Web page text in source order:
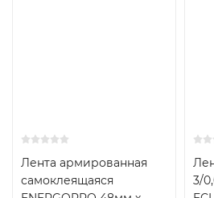
Лента армированная
самоклеящаяся
3/